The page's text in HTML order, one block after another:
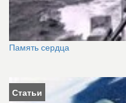
Память сердца
Статьи